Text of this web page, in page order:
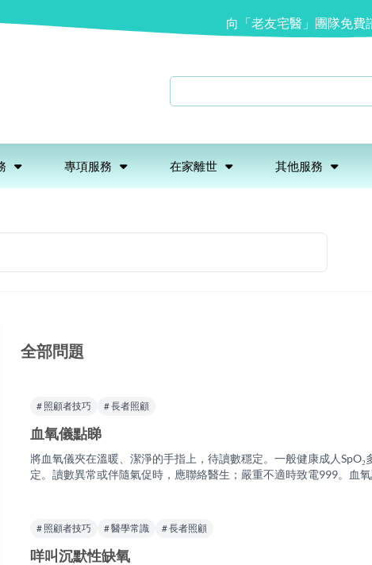
向「老友宅醫」團隊免費
專項服務 在家離世 其他服務
全部問題
# 照顧者技巧 # 長者照顧
血氧儀點睇
將血氧儀夾在溫暖、潔淨的手指上，待讀數穩定。一般健康成人
定。讀數異常或伴隨氣促時，應聯絡醫生；嚴重不適時致電999。血
# 照顧者技巧 # 醫學常識 # 長者照顧
咩叫沉默性缺氧